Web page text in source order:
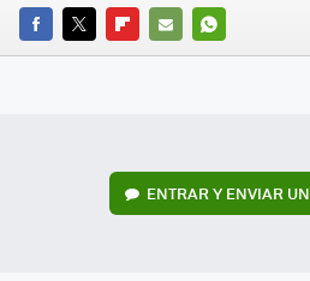
FACEBOOK
TWITTERFLIPBOARD
E-
WHATSAPP
ENTRAR Y ENVIAR